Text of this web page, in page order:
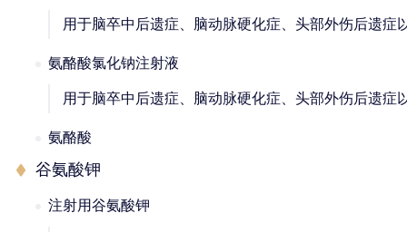
用于脑卒中后遗症、脑动脉硬化症、头部外伤后遗
氨酪酸氯化钠注射液
用于脑卒中后遗症、脑动脉硬化症、头部外伤后遗症
氨酪酸
谷氨酸钾
注射用谷氨酸钾